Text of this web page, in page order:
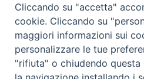
Nasce la Consulta Diocesana delle
Archivio
Cliccando su "accetta"
cookie. Cliccando su
maggiori informazioni sui
personalizzare le tue
"rifiuta" o chiudendo